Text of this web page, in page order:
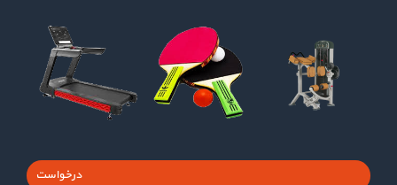
درخواست